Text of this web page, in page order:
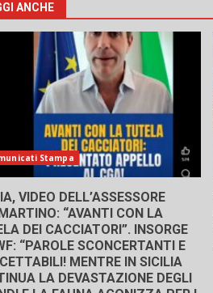
ANCHE
Stampa
VIDEO DELL’ASSESSORE
“AVANTI CON LA
DEI CACCIATORI”. INSORGE
“PAROLE SCONCERTANTI E
MENTRE IN SICILIA
LA DEVASTAZIONE DEGLI